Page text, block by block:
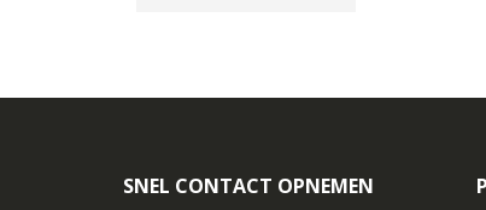
SNEL CONTACT OPNEMEN